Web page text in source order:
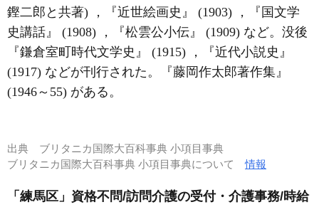
鏗二郎と共著) ，『近世絵画史』 (1903) ，『国文学
史講話』 (1908) ，『松雲公小伝』 (1909) など。没後
『鎌倉室町時代文学史』 (1915) ，『近代小説史』
(1917) などが刊行された。『藤岡作太郎著作集』
(1946～55) がある。
出典 ブリタニカ国際大百科事典 小項目事典
ブリタニカ国際大百科事典 小項目事典について情報
「練馬区」資格不問/訪問介護の受付・介護事務/時給